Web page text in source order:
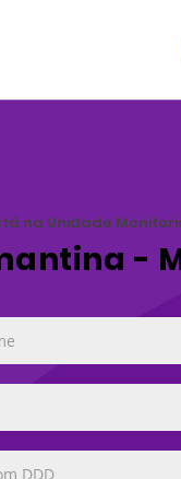
na Unidade
-